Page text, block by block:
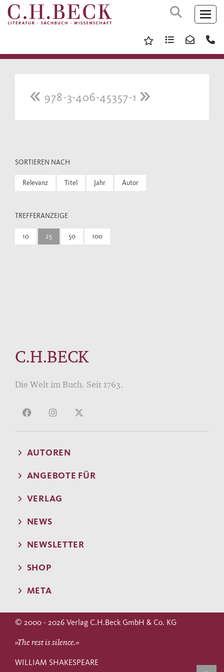
978-3-406-45357-1
SORTIEREN NACH
Relevanz Titel Jahr Autor
TREFFERANZEIGE
10 25 50 100
C.H.BECK
Die Welt im Buch. Seit 1763.
AUTOREN
ANGEBOTE FÜR
VERLAG
NEWS
NEWSLETTER
SHOP
META
© 2000 - 2026 Verlag C.H.Beck GmbH & Co. KG
»The rest is silence.«
WILLIAM SHAKESPEARE